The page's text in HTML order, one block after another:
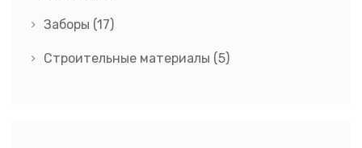
Заборы (17)
Строительные материалы (5)